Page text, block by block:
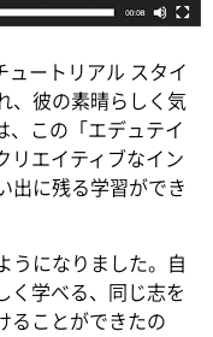
ートリアル スタイ
、彼の素晴らしく気
、この「エデュテイ
リエイティブなイン
出に残る学習ができ
うになりました。自
く学べる、同じ志を
ることができたの